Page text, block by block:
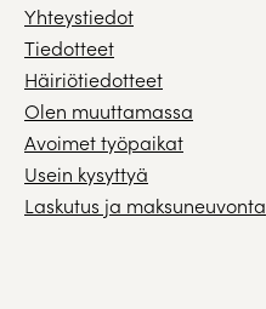
Yhteystiedot
Tiedotteet
Häiriötiedotteet
Olen muuttamassa
Avoimet työpaikat
Usein kysyttyä
Laskutus ja maksuneuvonta